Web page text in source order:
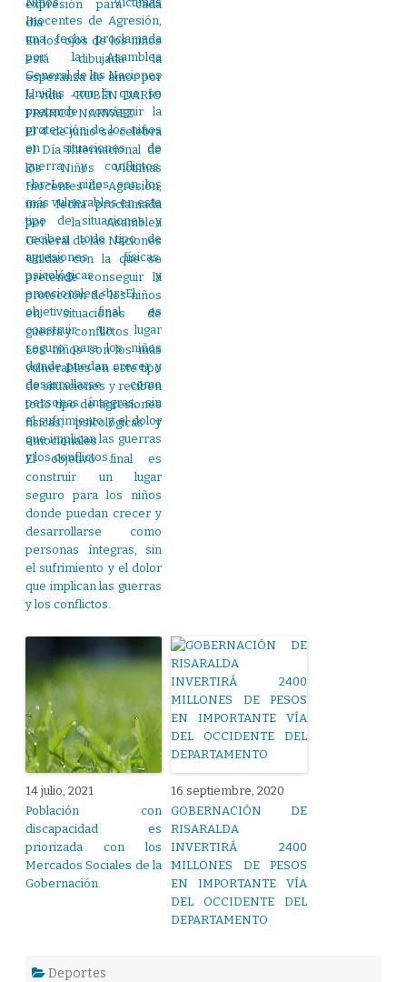
expresión para cada
día:
En los ojos de los niños
está dibujada la
esperanza de amor por
la vida. -RUBÉN DARÍO
FRANCO NARVÁEZ.
El 4 de junio se celebra
el Día Internacional de
los Niños Víctimas
Inocentes de Agresión,
una fecha proclamada
por la Asamblea
General de las Naciones
Unidas con la que se
pretende conseguir la
protección de los niños
en situaciones de
guerra y conflictos.
Los niños son los más
vulnerables en este tipo
de situaciones y reciben
todo tipo de agresiones
físicas, psicológicas y
emocionales.
El objetivo final es
construir un lugar
seguro para los niños
donde puedan crecer y
desarrollarse como
personas íntegras, sin
el sufrimiento y el dolor
que implican las guerras
y los conflictos.
14 julio, 2021
Población con
discapacidad es
priorizada con los
Mercados Sociales de la
Gobernación.
16 septiembre, 2020
GOBERNACIÓN DE
RISARALDA
INVERTIRÁ 2400
MILLONES DE PESOS
EN IMPORTANTE VÍA
DEL OCCIDENTE DEL
DEPARTAMENTO
Deportes